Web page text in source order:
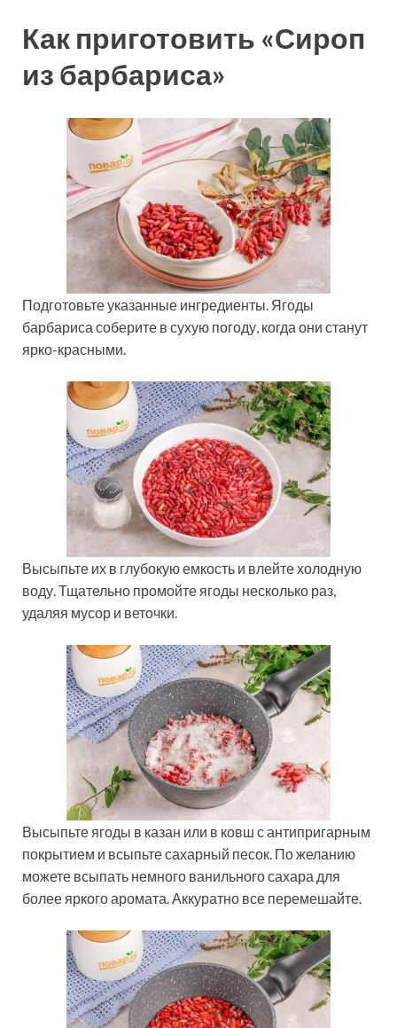
Как приготовить «Сироп
из барбариса»
Подготовьте указанные ингредиенты. Ягоды
барбариса соберите в сухую погоду, когда они станут
ярко-красными.
Высыпьте их в глубокую емкость и влейте холодную
воду. Тщательно промойте ягоды несколько раз,
удаляя мусор и веточки.
Высыпьте ягоды в казан или в ковш с антипригарным
покрытием и всыпьте сахарный песок. По желанию
можете всыпать немного ванильного сахара для
более яркого аромата. Аккуратно все перемешайте.